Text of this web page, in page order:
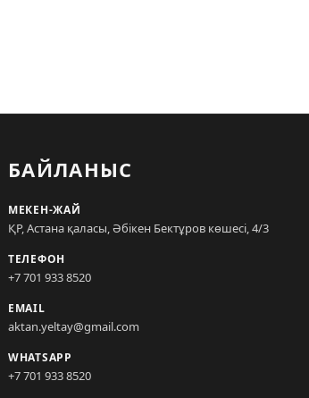
БАЙЛАНЫС
МЕКЕН-ЖАЙ
ҚР, Астана қаласы, Әбікен Бектұров көшесі, 4/3
ТЕЛЕФОН
+7 701 933 8520
EMAIL
aktan.yeltay@gmail.com
WHATSAPP
+7 701 933 8520